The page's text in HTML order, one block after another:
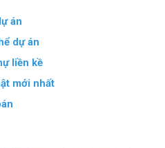
án
dự án
liền kề
mới nhất